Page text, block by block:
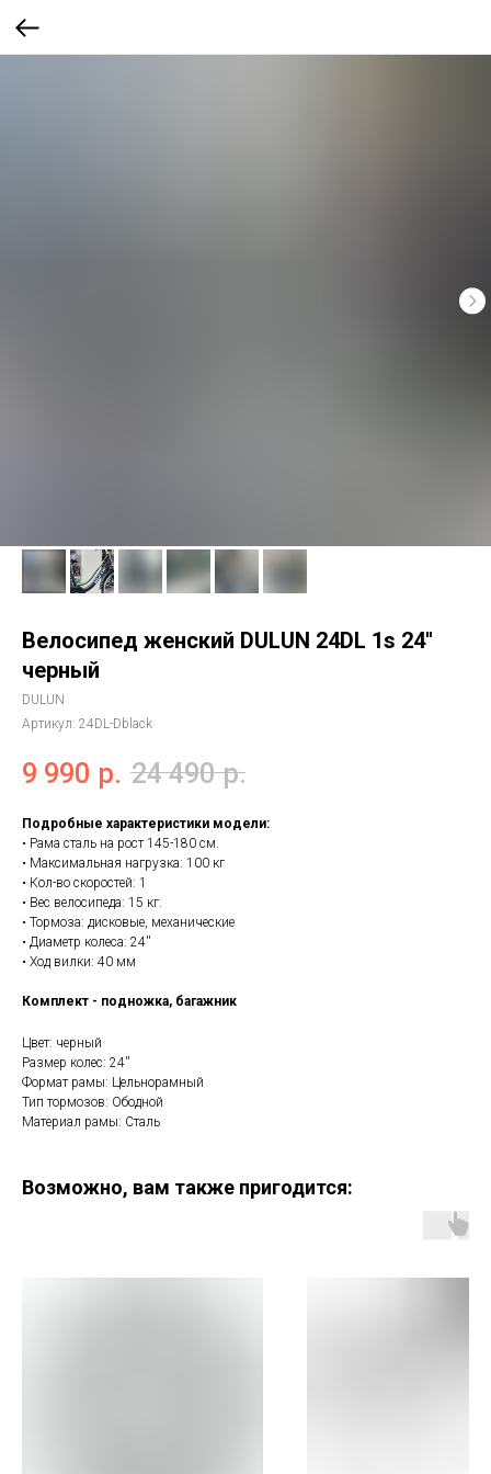
Велосипед женский DULUN 24DL 1s 24''
черный
DULUN
Артикул: 24DL-Dblack
9 990 р. 24 490 р.
Подробные характеристики модели:
• Рама сталь на рост 145-180 см.
• Максимальная нагрузка: 100 кг
• Кол-во скоростей: 1
• Вес велосипеда: 15 кг.
• Тормоза: дисковые, механические
• Диаметр колеса: 24''
• Ход вилки: 40 мм
Комплект - подножка, багажник
Цвет: черный
Размер колес: 24''
Формат рамы: Цельнорамный
Тип тормозов: Ободной
Материал рамы: Сталь
Возможно, вам также пригодится: